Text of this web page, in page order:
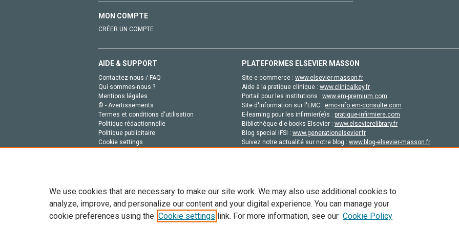
MON COMPTE
CRÉER UN COMPTE
AIDE & SUPPORT
Contactez-nous / FAQ
Qui sommes-nous ?
Mentions légales
© - Avertissements
Termes et conditions d'utilisation
Politique rédactionnelle
Politique publicitaire
Cookie settings
PLATEFORMES ELSEVIER MASSON
Site e-commerce : www.elsevier-masson.fr
Aide à la pratique clinique : www.clinicalkey.fr
Portail pour les institutions : www.em-premium.com
Site d'information sur l'EMC : emc-info.em-consulte.com
E-learning pour les infirmier(e)s : pratique-infirmiere.com
Bibliothèque d'e-books Elsevier : www.elsevierelibrary.fr
Blog special IFSI : www.generationelsevier.fr
Suivez notre actualité sur notre blog : www.blog-elsevier-masson.fr
Tout le contenu de ce site: Copyright © 2026 Elsevier, ses concédants de licence et ses contributeurs. Tout les droits sont réservés,
de données, a la formation en IA et aux technologies similaires. Pour tout contenu en libre accès, les conditions de licence
We use cookies that are necessary to make our site work. We may also use additional cookies to
analyze, improve, and personalize our content and your digital experience. You can manage your
cookie preferences using the Cookie settings link. For more information, see our Cookie Policy